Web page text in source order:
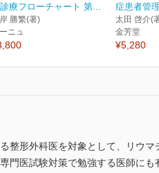
療フローチャート 第...
勝繁(著)
ニュ
症患者管
太田 啓介(
金芳堂
¥5,280
整形外科医を対象として、リウマ
医試験対策で勉強する医師にも